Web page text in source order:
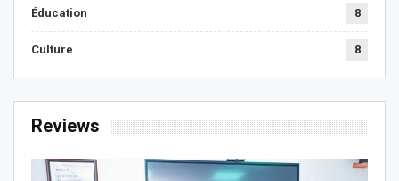
Éducation 8
Culture 8
Reviews